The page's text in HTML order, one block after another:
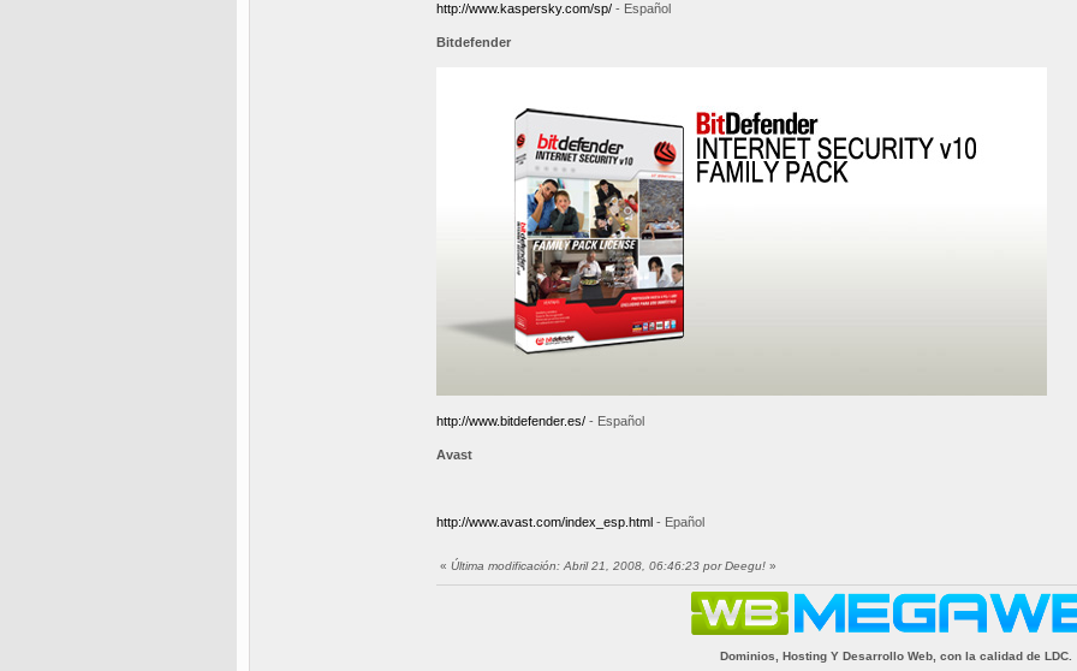
http://www.kaspersky.com/sp/ - Español
Bitdefender
http://www.bitdefender.es/ - Español
Avast
http://www.avast.com/index_esp.html - Epañol
« Última modificación: Abril 21, 2008, 06:46:23 por Deegu! »
Dominios, Hosting Y Desarrollo Web, con la calidad de LDC.